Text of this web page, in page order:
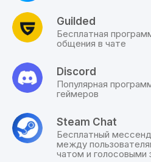
Guilded
Бесплатная
общения в чате
Discord
Популярная
геймеров
Steam Chat
Бесплатный
между
чатом и голосовыми